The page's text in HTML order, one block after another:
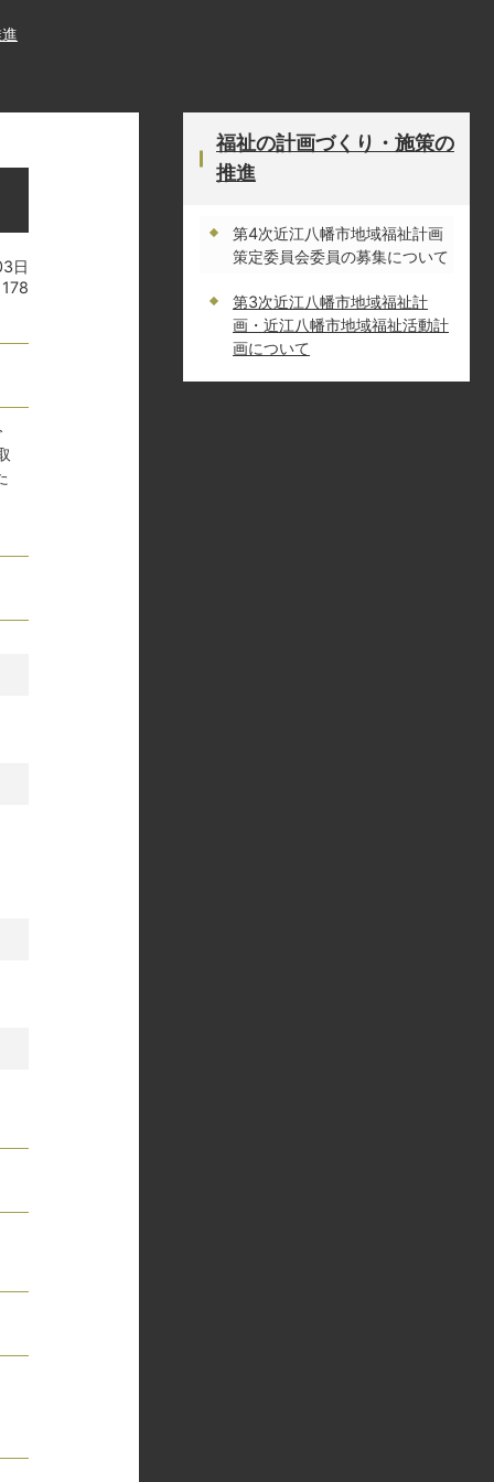
日
福祉の計画づくり・施策の
推進
第4次近江八幡市地域福祉計画
策定委員会委員の募集について
第3次近江八幡市地域福祉計
画・近江八幡市地域福祉活動計
画について